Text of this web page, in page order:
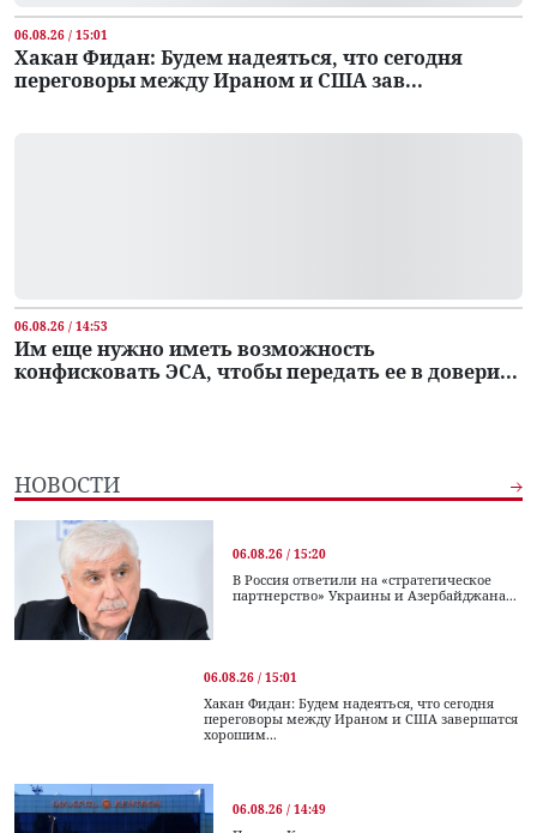
06.08.26 / 15:01
Хакан Фидан: Будем надеяться, что сегодня
переговоры между Ираном и США зав...
06.08.26 / 14:53
Им еще нужно иметь возможность
конфисковать ЭСА, чтобы передать ее в довери...
НОВОСТИ
06.08.26 / 15:20
В Россия ответили на «стратегическое
партнерство» Украины и Азербайджана...
06.08.26 / 15:01
Хакан Фидан: Будем надеяться, что сегодня
переговоры между Ираном и США завершатся
хорошим...
06.08.26 / 14:49